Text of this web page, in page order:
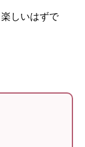
しいはずで